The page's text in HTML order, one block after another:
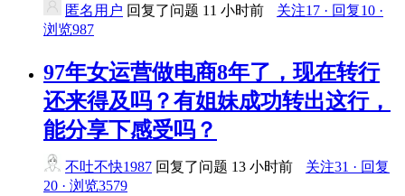
匿名用户 回复了问题 11 小时前
关注17 · 回复10 ·
浏览987
97年女运营做电商8年了，现在转行
还来得及吗？有姐妹成功转出这行，
能分享下感受吗？
不吐不快1987 回复了问题 13 小时前
关注31 · 回复
20 · 浏览3579